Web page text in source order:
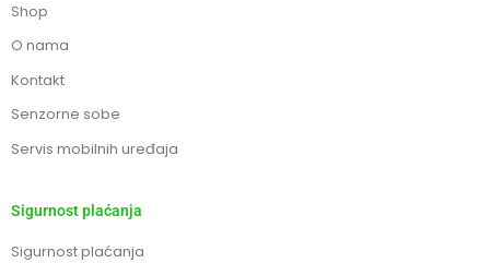
Shop
O nama
Kontakt
Senzorne sobe
Servis mobilnih uređaja
Sigurnost plaćanja
Sigurnost plaćanja